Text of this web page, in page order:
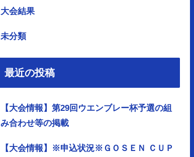
大会結果
未分類
最近の投稿
【大会情報】第29回ウエンブレー杯予選の組
み合わせ等の掲載
【大会情報】※申込状況※ＧＯＳＥＮ ＣＵＰ